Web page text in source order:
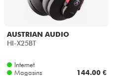
DJ
AUSTRIAN AUDIO
HI-X25BT
Internet
Magasins
144.00 €